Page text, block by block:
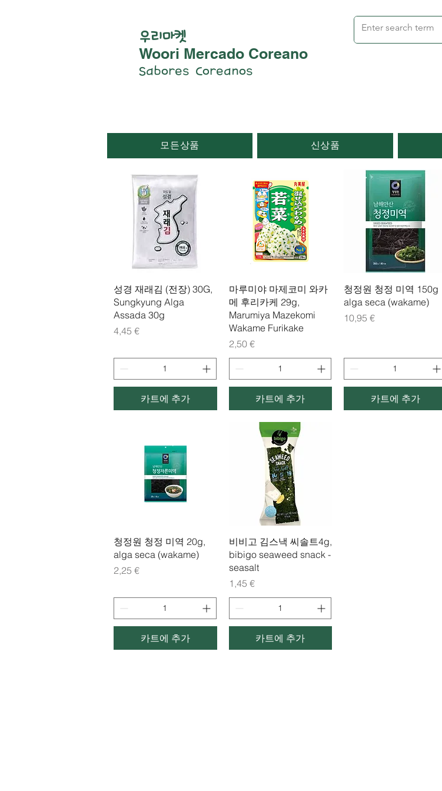
우리마켓
Woori Mercado Coreano
Sabores Coreanos
모든상품 신상품
제품보기
성경 재래김 (전장) 30G,
Sungkyung Alga
Assada 30g
가격
4,45 €
카트에 추가
제품보기
마루미야 마제코미 와카
메 후리카케 29g,
Marumiya Mazekomi
Wakame Furikake
가격
2,50 €
카트에 추가
제품보기
청정원 청정 미역 150g
alga seca (wakame)
가격
10,95 €
카트에 추가
제품보기
청정원 청정 미역 20g,
alga seca (wakame)
가격
2,25 €
카트에 추가
제품보기
비비고 김스낵 씨솔트4g,
bibigo seaweed snack -
seasalt
가격
1,45 €
카트에 추가